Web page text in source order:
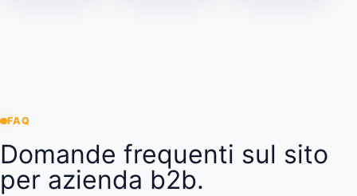
FAQ
Domande frequenti sul sito
per azienda b2b.